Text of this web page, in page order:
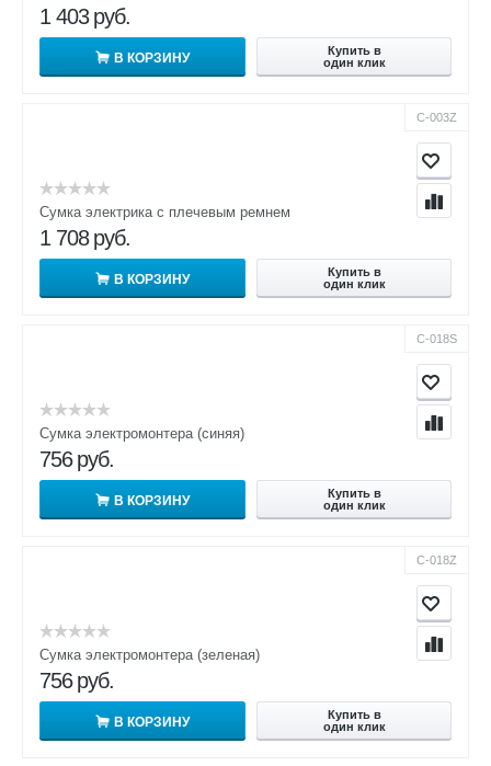
1 403 руб.
В КОРЗИНУ
Купить в
один клик
С-003Z
Сумка электрика с плечевым ремнем
1 708 руб.
В КОРЗИНУ
Купить в
один клик
С-018S
Сумка электромонтера (синяя)
756 руб.
В КОРЗИНУ
Купить в
один клик
С-018Z
Сумка электромонтера (зеленая)
756 руб.
В КОРЗИНУ
Купить в
один клик